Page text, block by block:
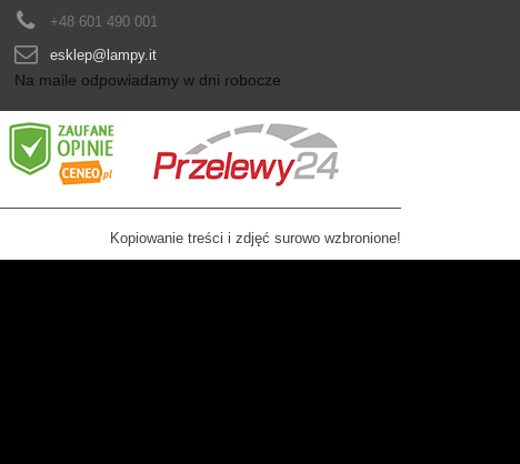
+48 601 490 001
esklep@lampy.it
Na maile odpowiadamy w dni robocze
Kopiowanie treści i zdjęć surowo wzbronione!